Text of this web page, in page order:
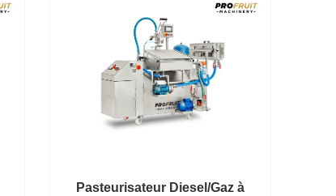
Pasteurisateur Diesel/Gaz à